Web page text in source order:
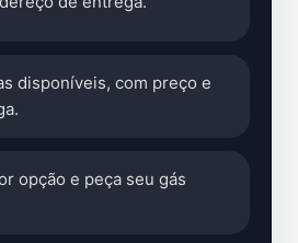
disponíveis, com preço e
opção e peça seu gás